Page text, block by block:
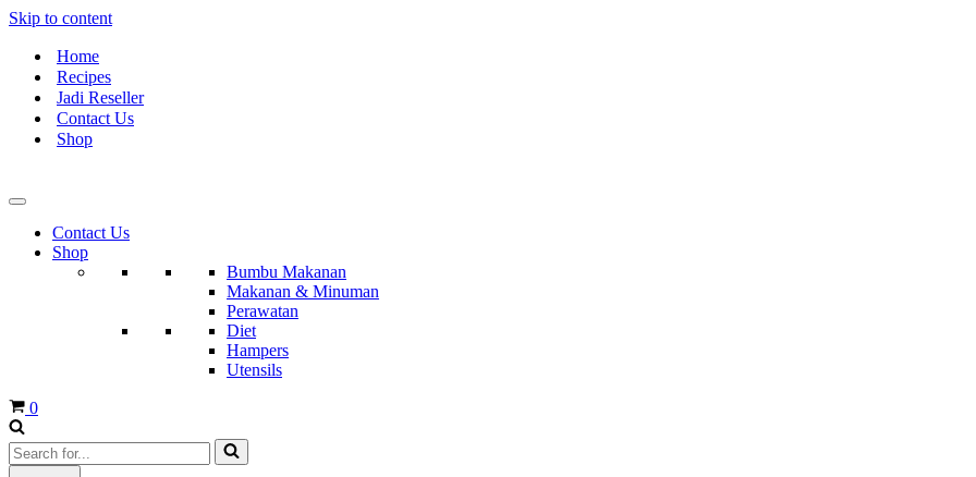
Skip to content
Home
Recipes
Jadi Reseller
Contact Us
Shop
Contact Us
Shop
Bumbu Makanan
Makanan & Minuman
Perawatan
Diet
Hampers
Utensils
Cart
0
Search
for...